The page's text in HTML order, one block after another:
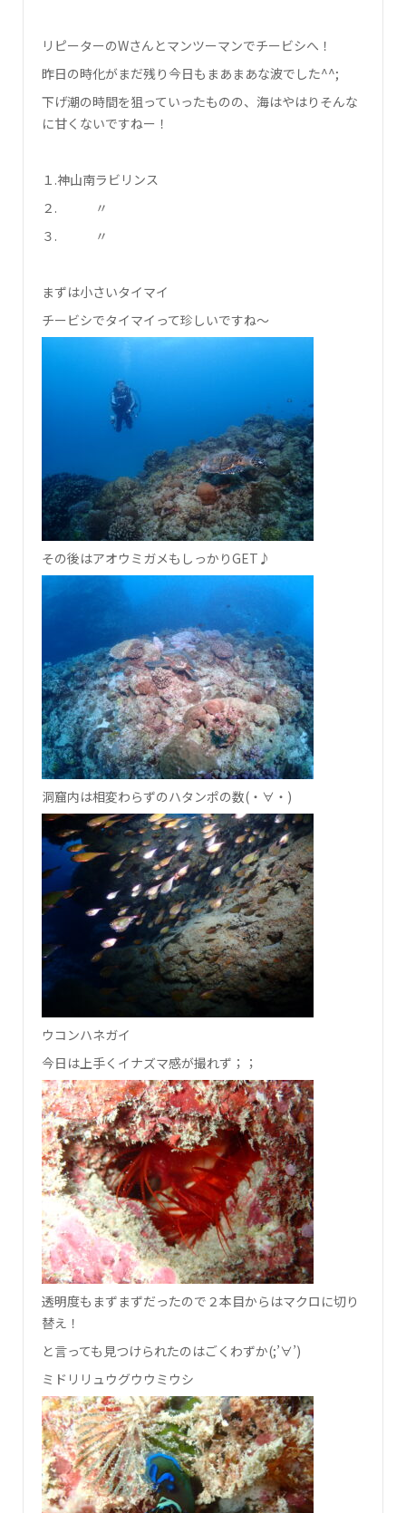
リピーターのWさんとマンツーマンでチービシへ！
昨日の時化がまだ残り今日もまあまあな波でした^^;
下げ潮の時間を狙っていったものの、海はやはりそんな
に甘くないですねー！
１.神山南ラビリンス
２. 〃
３. 〃
まずは小さいタイマイ
チービシでタイマイって珍しいですね～
その後はアオウミガメもしっかりGET♪
洞窟内は相変わらずのハタンポの数(・∀・)
ウコンハネガイ
今日は上手くイナズマ感が撮れず；；
透明度もまずまずだったので２本目からはマクロに切り
替え！
と言っても見つけられたのはごくわずか(;’∀’)
ミドリリュウグウウミウシ